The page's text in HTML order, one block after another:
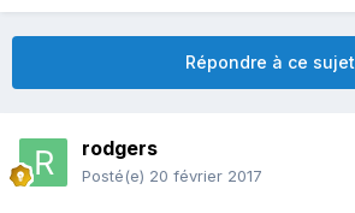
Répondre à ce sujet
rodgers
Posté(e) 20 février 2017